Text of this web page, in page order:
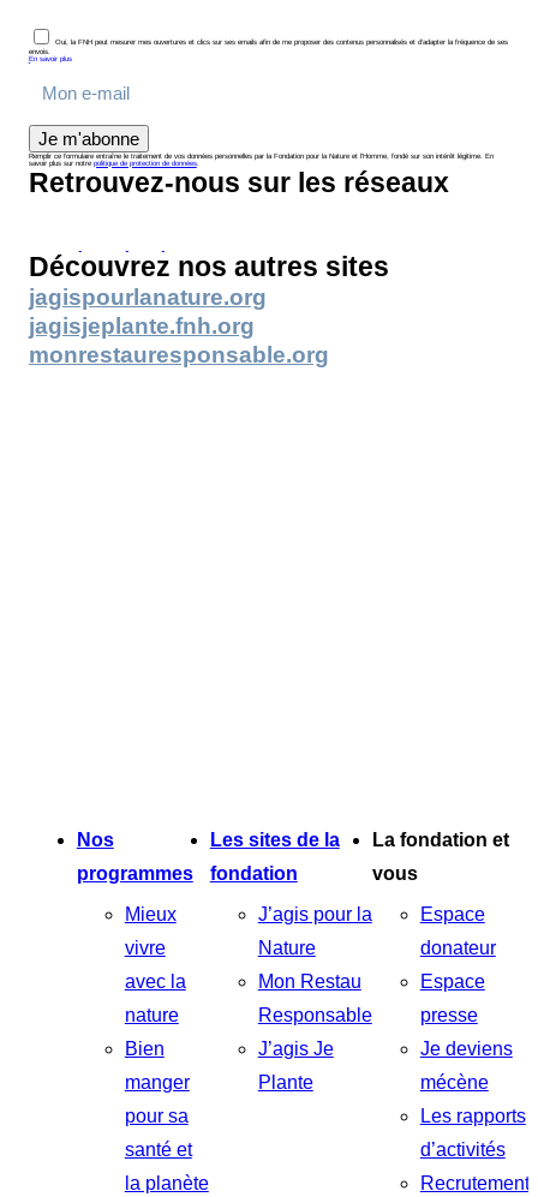
Oui, la FNH peut mesurer mes ouvertures et clics sur ses emails afin de me proposer des contenus personnalisés et d’adapter la fréquence de ses
envois.
En savoir plus
Je m'abonne
Remplir ce formulaire entraîne le traitement de vos données personnelles par la Fondation pour la Nature et l’Homme, fondé sur son intérêt légitime. En
savoir plus sur notre politique de protection de données.
Retrouvez-nous sur les réseaux
Découvrez nos autres sites
jagispourlanature.org
jagisjeplante.fnh.org
monrestauresponsable.org
Nos
programmes
Mieux
vivre
avec la
nature
Bien
manger
pour sa
santé et
la planète
Les sites de la
fondation
J’agis pour la
Nature
Mon Restau
Responsable
J’agis Je
Plante
La fondation et
vous
Espace
donateur
Espace
presse
Je deviens
mécène
Les rapports
d’activités
Recrutement